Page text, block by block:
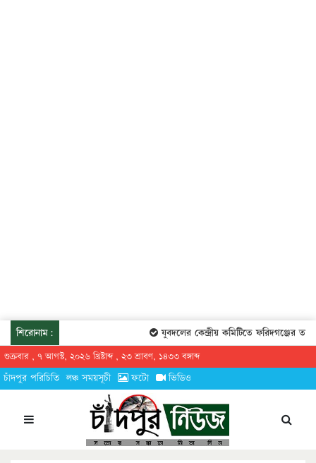
শিরোনাম: যুবদলের কেন্দ্রীয় কমিটিতে ফরিদগঞ্জের তারেকুর
শুক্রবার , ৭ আগস্ট, ২০২৬ খ্রিষ্টাব্দ , ২৩ শ্রাবণ, ১৪৩৩ বঙ্গাব্দ
চাঁদপুর পরিচিতি লঞ্চ সময়সূচী ফটো ভিডিও